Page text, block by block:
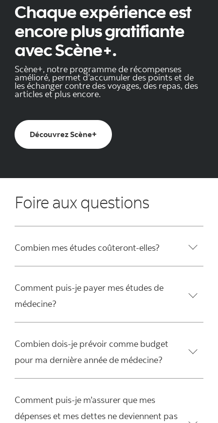
Chaque expérience est
encore plus gratifiante
avec Scène+.
Scène+, notre programme de récompenses
amélioré, permet d’accumuler des points et de
les échanger contre des voyages, des repas, des
articles et plus encore.
Découvrez Scène+
Foire aux questions
Combien mes études coûteront-elles?
Comment puis-je payer mes études de
médecine?
Combien dois-je prévoir comme budget
pour ma dernière année de médecine?
Comment puis-je m’assurer que mes
dépenses et mes dettes ne deviennent pas